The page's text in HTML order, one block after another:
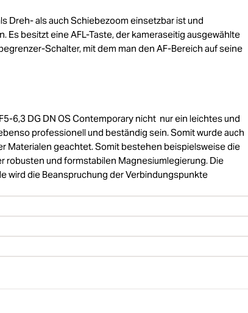
Dreh- als auch Schiebezoom einsetzbar ist und
besitzt eine AFL-Taste, der kameraseitig ausgewählte
Schalter, mit dem man den AF-Bereich auf seine
6,3 DG DN OS Contemporary nicht nur ein leichtes und
professionell und beständig sein. Somit wurde auch
Materialen geachtet. Somit bestehen beispielsweise die
und formstabilen Magnesiumlegierung. Die
wird die Beanspruchung der Verbindungspunkte